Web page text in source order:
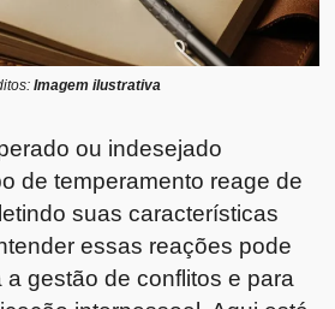
Imagem ilustrativa
ou indesejado
de temperamento reage de
suas características
essas reações pode
gestão de conflitos e para